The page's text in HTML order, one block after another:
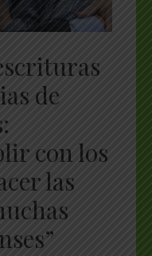
de
con los
las